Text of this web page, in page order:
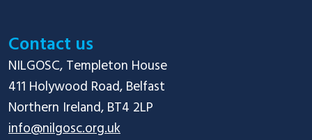
Contact us
NILGOSC, Templeton House
411 Holywood Road, Belfast
info@nilgosc.org.uk